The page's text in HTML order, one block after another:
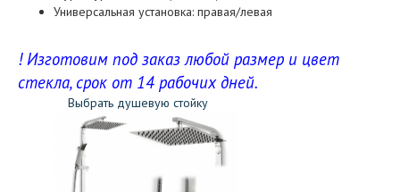
Универсальная установка: правая/левая
! Изготовим под заказ любой размер и цвет
стекла, срок от 14 рабочих дней.
Выбрать душевую стойку